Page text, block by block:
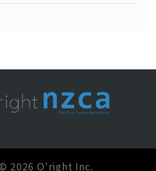
2026 O'right Inc.